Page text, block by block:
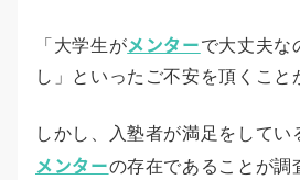
「大学生がメンターで大丈夫な
し」といったご不安を頂くこと
しかし、入塾者が満足をしてい
メンターの存在であることが調